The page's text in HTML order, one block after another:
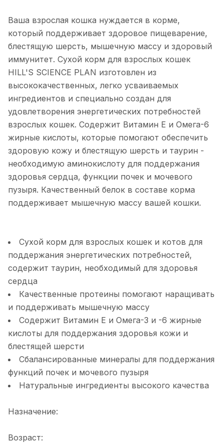
Ваша взрослая кошка нуждается в корме,
который поддерживает здоровое пищеварение,
блестящую шерсть, мышечную массу и здоровый
иммунитет. Сухой корм для взрослых кошек
HILL'S SCIENCE PLAN изготовлен из
высококачественных, легко усваиваемых
ингредиентов и специально создан для
удовлетворения энергетических потребностей
взрослых кошек. Содержит Витамин Е и Омега-6
жирные кислоты, которые помогают обеспечить
здоровую кожу и блестящую шерсть и таурин -
необходимую аминокислоту для поддержания
здоровья сердца, функции почек и мочевого
пузыря. Качественный белок в составе корма
поддерживает мышечную массу вашей кошки.
Сухой корм для взрослых кошек и котов для
поддержания энергетических потребностей,
содержит таурин, необходимый для здоровья
сердца
Качественные протеины помогают наращивать
и поддерживать мышечную массу
Содержит Витамин E и Омега-3 и -6 жирные
кислоты для поддержания здоровья кожи и
блестящей шерсти
Сбалансированные минералы для поддержания
функций почек и мочевого пузыря
Натуральные ингредиенты высокого качества
Назначение:
Возраст: